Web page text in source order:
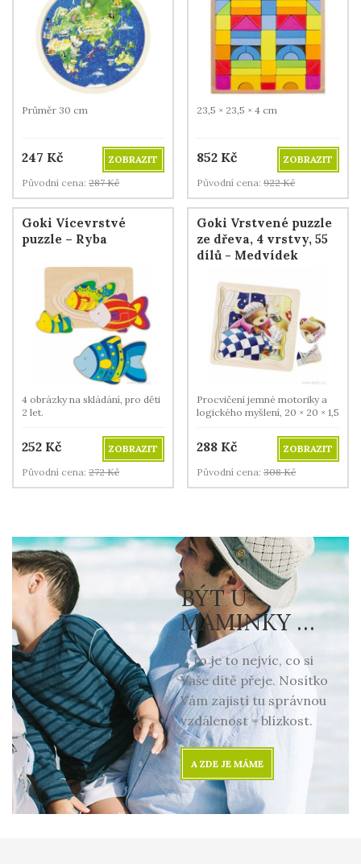
Průměr 30 cm
247 Kč
ZOBRAZIT
Původní cena: 287 Kč
23,5 × 23,5 × 4 cm
852 Kč
ZOBRAZIT
Původní cena: 922 Kč
Goki Vícevrstvé
puzzle – Ryba
4 obrázky na skládání, pro děti
2 let.
252 Kč
ZOBRAZIT
Původní cena: 272 Kč
Goki Vrstvené puzzle
ze dřeva, 4 vrstvy, 55
dílů - Medvídek
Procvičení jemné motoriky a
logického myšlení, 20 × 20 × 1,5
288 Kč
ZOBRAZIT
Původní cena: 308 Kč
BÝT U
MAMINKY …
… to je to nejvíc, co si
Vaše dítě přeje. Nosítko
Vám zajistí tu správnou
vzdálenost = blízkost.
A ZDE JE MÁME